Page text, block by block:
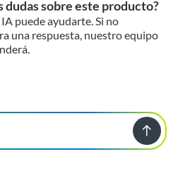
dudas sobre este producto?
puede ayudarte. Si no
una respuesta, nuestro equipo